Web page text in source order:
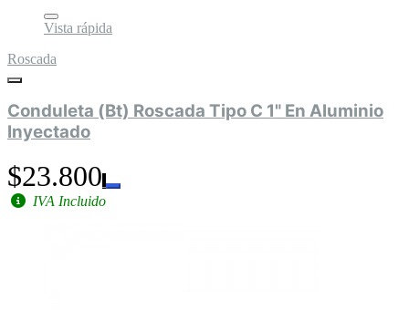
Vista rápida
Roscada
Conduleta (Bt) Roscada Tipo C 1" En Aluminio
Inyectado
$23.800
IVA Incluido